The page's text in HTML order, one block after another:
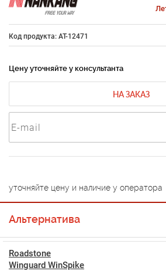
Код продукта: AT-12471
Цену уточняйте у консультанта
НА ЗАКАЗ
уточняйте цену и наличие у оператора
Альтернатива
Roadstone
Winguard WinSpike